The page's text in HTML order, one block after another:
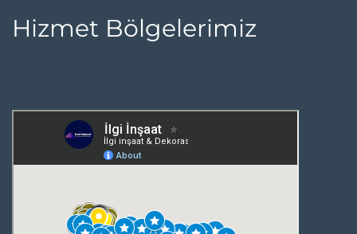
Hizmet Bölgelerimiz